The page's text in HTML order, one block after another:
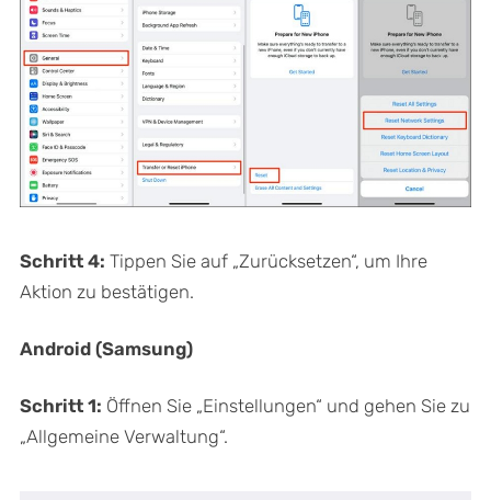
Schritt 4: Tippen Sie auf „Zurücksetzen“, um Ihre
Aktion zu bestätigen.
Android (Samsung)
Schritt 1: Öffnen Sie „Einstellungen“ und gehen Sie zu
„Allgemeine Verwaltung“.